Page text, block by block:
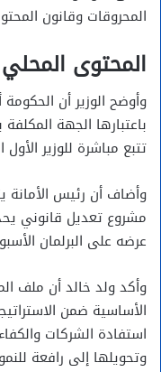
المحروقات وقانون
المحتوى
وأوضح الوزير أن
باعتبارها الجهة
تتبع مباشرة للوزير الأول
وأضاف أن رئيس الأمانة
مشروع تعديل قانوني
عرضه على البرلمان
وأكد ولد خالد أن ملف
الأساسية ضمن
استفادة الشركات
وتحويلها إلى رافعة